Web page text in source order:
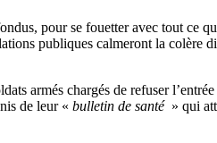
pour se fouetter avec tout ce
publiques calmeront la
armés chargés de refuser
de leur « bulletin de santé » qui